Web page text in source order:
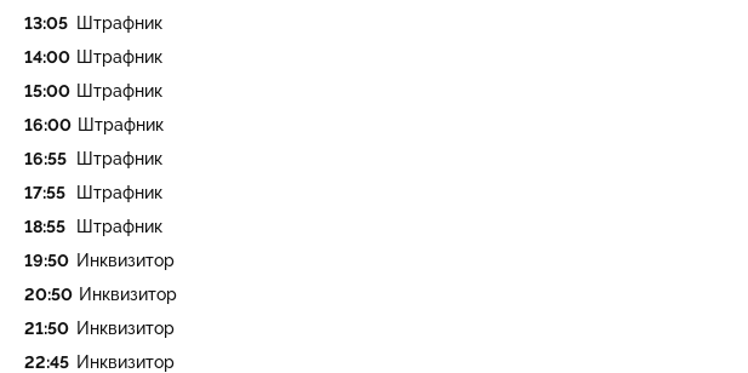
13:05
Штрафник
14:00 Штрафник
15:00 Штрафник
16:00 Штрафник
16:55
Штрафник
17:55
Штрафник
18:55
Штрафник
19:50 Инквизитор
20:50 Инквизитор
21:50 Инквизитор
22:45 Инквизитор